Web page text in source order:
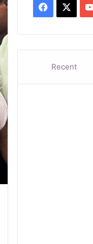
Facebook
Recent